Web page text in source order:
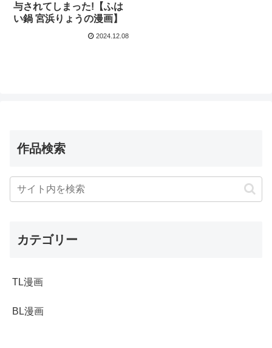
与されてしまった!【ふは
い鍋 宮浜りょうの漫画】
2024.12.08
作品検索
カテゴリー
TL漫画
BL漫画